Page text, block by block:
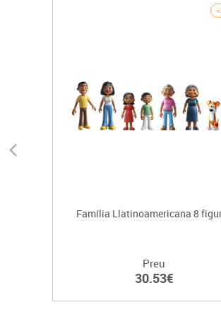
Família Llatinoamericana 8
Preu
30.53€